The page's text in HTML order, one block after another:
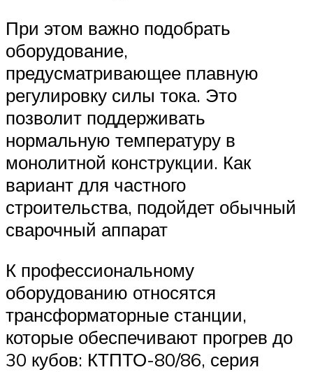
При этом важно подобрать
оборудование,
предусматривающее плавную
регулировку силы тока. Это
позволит поддерживать
нормальную температуру в
монолитной конструкции. Как
вариант для частного
строительства, подойдет обычный
сварочный аппарат
К профессиональному
оборудованию относятся
трансформаторные станции,
которые обеспечивают прогрев до
30 кубов: КТПТО-80/86, серия